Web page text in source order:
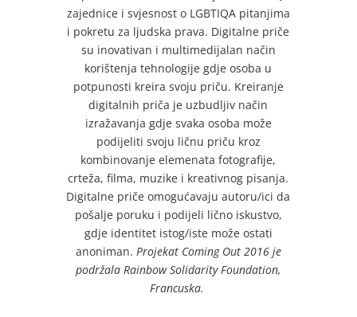
zajednice i svjesnost o LGBTIQA pitanjima
i pokretu za ljudska prava. Digitalne priče
su inovativan i multimedijalan način
korištenja tehnologije gdje osoba u
potpunosti kreira svoju priču. Kreiranje
digitalnih priča je uzbudljiv način
izražavanja gdje svaka osoba može
podijeliti svoju ličnu priču kroz
kombinovanje elemenata fotografije,
crteža, filma, muzike i kreativnog pisanja.
Digitalne priče omogućavaju autoru/ici da
pošalje poruku i podijeli lično iskustvo,
gdje identitet istog/iste može ostati
anoniman. Projekat Coming Out 2016 je
podržala Rainbow Solidarity Foundation,
Francuska.